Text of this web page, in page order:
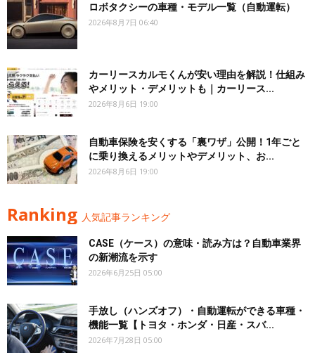
ロボタクシーの車種・モデル一覧（自動運転）
2026年8月7日 06:40
カーリースカルモくんが安い理由を解説！仕組み
やメリット・デメリットも｜カーリース...
2026年8月6日 19:00
自動車保険を安くする「裏ワザ」公開！1年ごと
に乗り換えるメリットやデメリット、お...
2026年8月6日 19:00
Ranking 人気記事ランキング
CASE（ケース）の意味・読み方は？自動車業界
の新潮流を示す
2026年6月25日 05:00
手放し（ハンズオフ）・自動運転ができる車種・
機能一覧【トヨタ・ホンダ・日産・スバ...
2026年7月28日 05:00